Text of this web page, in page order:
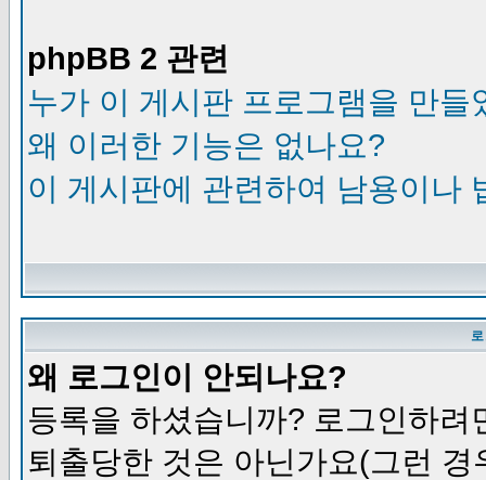
phpBB 2 관련
누가 이 게시판 프로그램을 만들
왜 이러한 기능은 없나요?
이 게시판에 관련하여 남용이나
왜 로그인이 안되나요?
등록을 하셨습니까? 로그인하
퇴출당한 것은 아닌가요(그런